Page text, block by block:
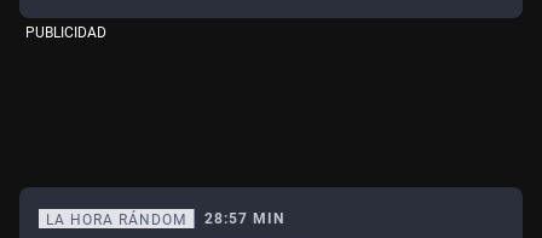
PUBLICIDAD
LA HORA RÁNDOM 28:57 MIN